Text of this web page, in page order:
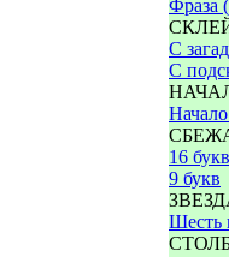
Фраза
С
С
16 букв
9 букв
Шесть